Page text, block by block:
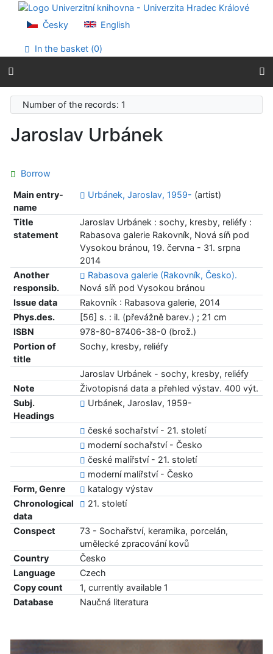
Go to content
Go to menu
Accessibility declaration
Česky English
In the basket (0)
Number of the records: 1
Jaroslav Urbánek
Borrow
Main entry-
name
Urbánek, Jaroslav, 1959- (artist)
Title
statement
Jaroslav Urbánek : sochy, kresby, reliéfy :
Rabasova galerie Rakovník, Nová síň pod
Vysokou bránou, 19. června - 31. srpna
2014
Another
responsib.
Rabasova galerie (Rakovník, Česko).
Nová síň pod Vysokou bránou
Issue data
Rakovník : Rabasova galerie, 2014
Phys.des.
[56] s. : il. (převážně barev.) ; 21 cm
ISBN
978-80-87406-38-0 (brož.)
Portion of
title
Sochy, kresby, reliéfy
Jaroslav Urbánek - sochy, kresby, reliéfy
Note
Životopisná data a přehled výstav. 400 výt.
Subj.
Headings
Urbánek, Jaroslav, 1959-
české sochařství - 21. století
moderní sochařství - Česko
české malířství - 21. století
moderní malířství - Česko
Form, Genre
katalogy výstav
Chronological
data
21. století
Conspect
73 - Sochařství, keramika, porcelán,
umělecké zpracování kovů
Country
Česko
Language
Czech
Copy count
1, currently available 1
Database
Naučná literatura